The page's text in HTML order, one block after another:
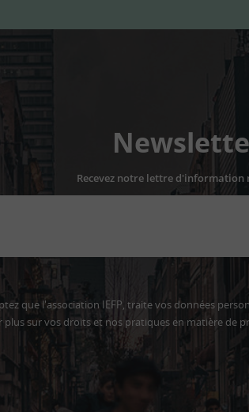
Recevez notre lettre d'information
que l'association IEFP, traite vos données
plus sur vos droits et nos pratiques en matière de